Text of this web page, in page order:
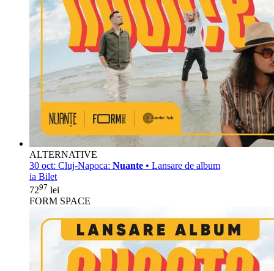
ALTERNATIVE
30 oct: Cluj-Napoca: Nuante • Lansare de album
ia Bilet
7297 lei
FORM SPACE